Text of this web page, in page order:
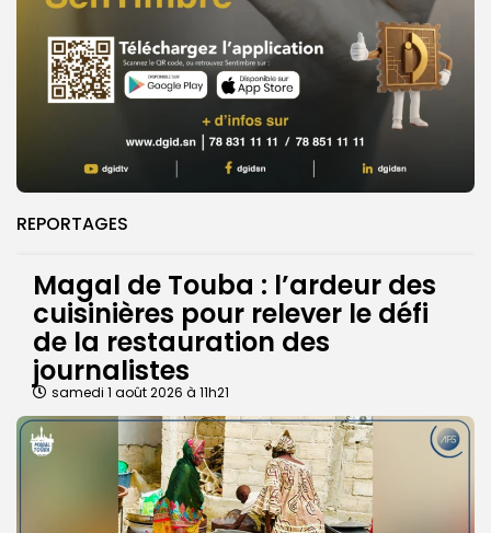
REPORTAGES
Magal de Touba : l’ardeur des
cuisinières pour relever le défi
de la restauration des
journalistes
samedi 1 août 2026 à 11h21